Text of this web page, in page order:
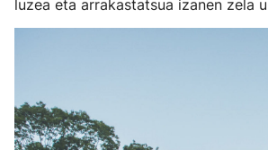
luzea eta arrakastatsua izanen zela